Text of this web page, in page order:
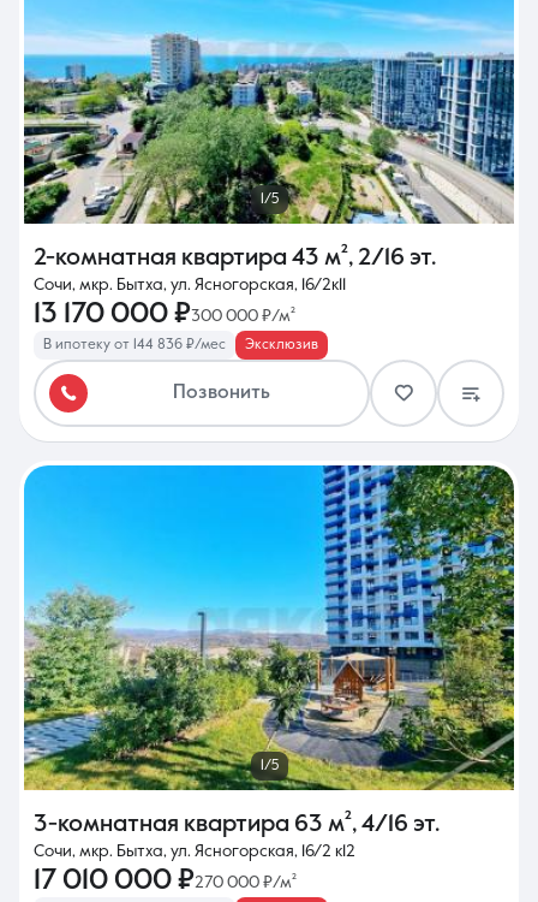
1/5
2-комнатная квартира 43 м², 2/16 эт.
Сочи, мкр. Бытха, ул. Ясногорская, 16/2к11
13 170 000 ₽300 000 ₽/м²
В ипотеку от 144 836 ₽/мес Эксклюзив
Позвонить
1/5
3-комнатная квартира 63 м², 4/16 эт.
Сочи, мкр. Бытха, ул. Ясногорская, 16/2 к12
17 010 000 ₽270 000 ₽/м²